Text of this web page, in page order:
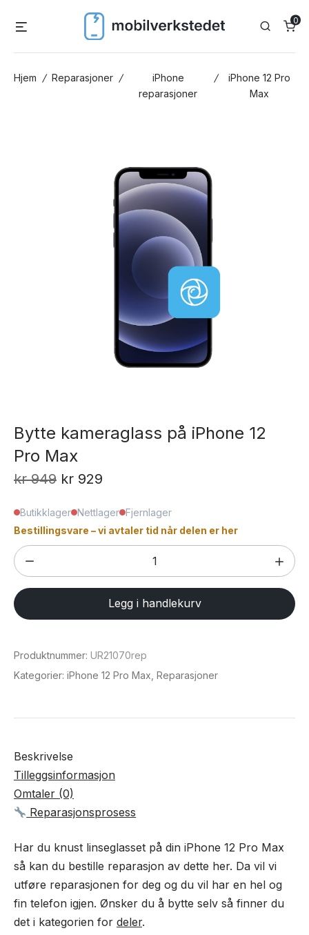
Search
0
Hjem / Reparasjoner /
iPhone
reparasjoner
/
iPhone 12 Pro
Max
Bytte kameraglass på iPhone 12
Pro Max
kr949 Opprinnelig
var:
kr 949.
kr 929
er:
kr 929.
Butikklager Nettlager Fjernlager
Bestillingsvare – vi avtaler tid når delen er her
Bytte
kameraglass
på
iPhone
Pro
Max
Legg i handlekurv
Produktnummer: UR21070rep
Kategorier: iPhone 12 Pro Max Reparasjoner
Beskrivelse
Tilleggsinformasjon
Omtaler (0)
Reparasjonsprosess
Har du knust linseglasset på din iPhone 12 Pro Max
så kan du bestille reparasjon av dette her. Da vil vi
utføre reparasjonen for deg og du vil har en hel og
fin telefon igjen. Ønsker du å bytte selv så finner du
det i kategorien for deler.